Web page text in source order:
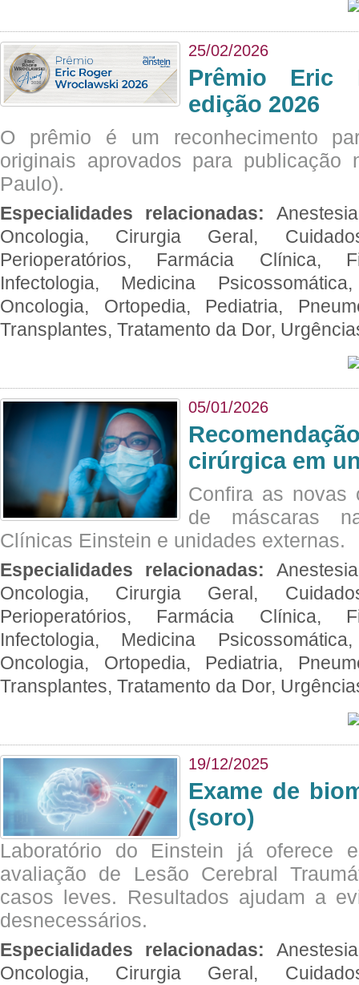
25/02/2026
Prêmio Eric
edição 2026
O prêmio é um reconhecimento
originais aprovados para publicação
Paulo).
Especialidades relacionadas:
Oncologia, Cirurgia Geral,
Perioperatórios, Farmácia Clínica,
Infectologia, Medicina
Oncologia, Ortopedia, Pediatria,
Transplantes, Tratamento da Dor,
05/01/2026
cirúrgica em
Confira as novas
de máscaras
Clínicas Einstein e unidades externas.
Especialidades relacionadas:
Oncologia, Cirurgia Geral,
Perioperatórios, Farmácia Clínica,
Infectologia, Medicina
Oncologia, Ortopedia, Pediatria,
Transplantes, Tratamento da Dor,
19/12/2025
Exame de
(soro)
Laboratório do Einstein já oferece
avaliação de Lesão Cerebral
casos leves. Resultados ajudam a
desnecessários.
Especialidades relacionadas:
Oncologia, Cirurgia Geral,